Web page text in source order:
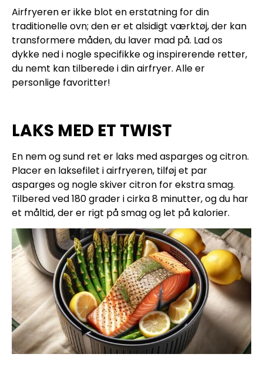
Airfryeren er ikke blot en erstatning for din
traditionelle ovn; den er et alsidigt værktøj, der kan
transformere måden, du laver mad på. Lad os
dykke ned i nogle specifikke og inspirerende retter,
du nemt kan tilberede i din airfryer. Alle er
personlige favoritter!
LAKS MED ET TWIST
En nem og sund ret er laks med asparges og citron.
Placer en laksefilet i airfryeren, tilføj et par
asparges og nogle skiver citron for ekstra smag.
Tilbered ved 180 grader i cirka 8 minutter, og du har
et måltid, der er rigt på smag og let på kalorier.